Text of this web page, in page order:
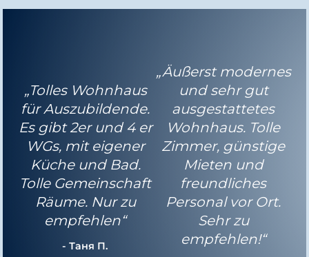
„Tolles Wohnhaus
für Auszubildende.
Es gibt 2er und 4 er
WGs, mit eigener
Küche und Bad.
Tolle Gemeinschaft
Räume. Nur zu
empfehlen“
- Таня П.
„Äußerst modernes
und sehr gut
ausgestattetes
Wohnhaus. Tolle
Zimmer, günstige
Mieten und
freundliches
Personal vor Ort.
Sehr zu
empfehlen!“